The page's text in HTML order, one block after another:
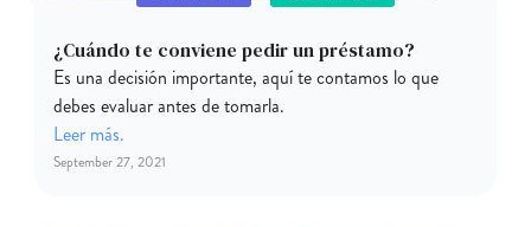
¿Cuándo te conviene pedir un préstamo?
Es una decisión importante, aquí te contamos lo que
debes evaluar antes de tomarla.
Leer más.
September 27, 2021